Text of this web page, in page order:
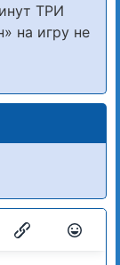
ТРИ
на игру не